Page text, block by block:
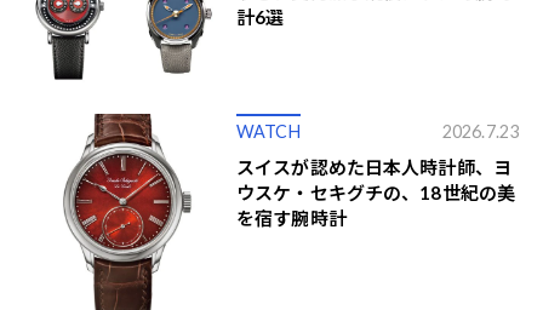
計6選
WATCH 2026.7.23
スイスが認めた日本人時計師、ヨ
ウスケ・セキグチの、18世紀の美
を宿す腕時計